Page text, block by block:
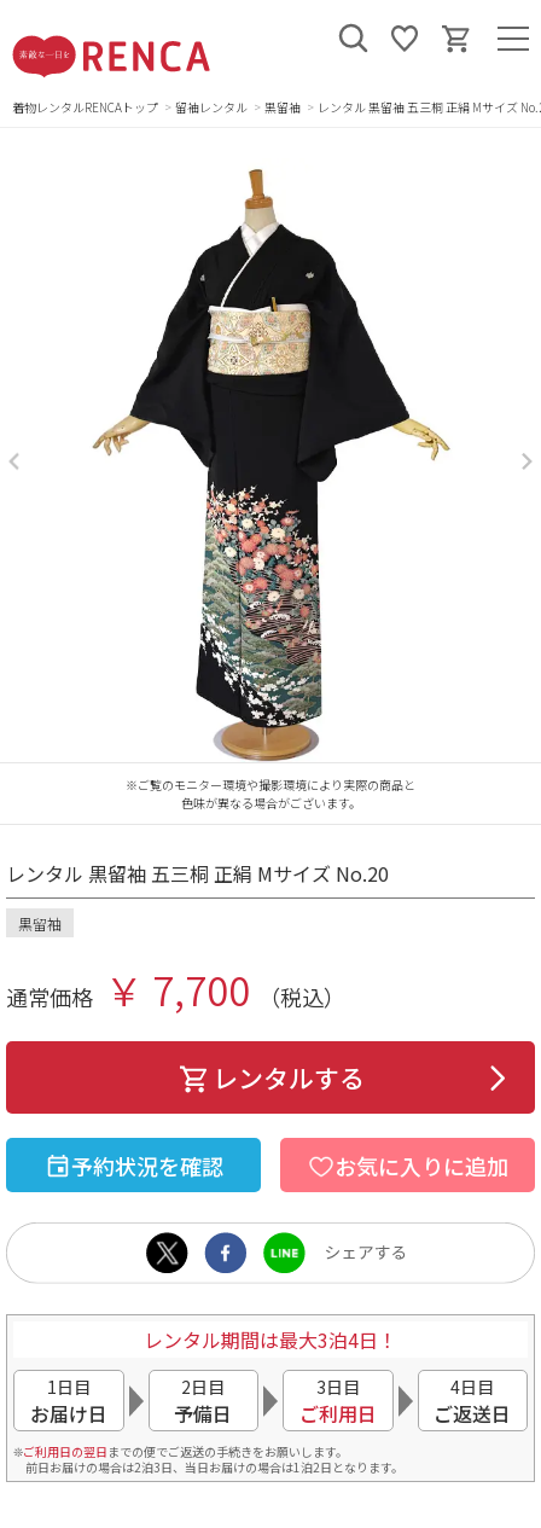
着物レンタルRENCAトップ 留袖レンタル 黒留袖 レンタル 黒留袖 五三桐 正絹 Mサイズ
※ご覧のモニター環境や撮影環境により実際の商品と
色味が異なる場合がございます。
レンタル 黒留袖 五三桐 正絹 Mサイズ No.20
黒留袖
通常価格 ￥ 7,700 （税込）
レンタルする
予約状況を確認 お気に入りに追加
レンタル期間は最大3泊4日！
1日目
お届け日
2日目
予備日
3日目
ご利用日
4日目
ご返送日
ご利用日の翌日 までの便でご返送の手続きをお願いします。
前日お届けの場合は2泊3日、当日お届けの場合は1泊2日となります。